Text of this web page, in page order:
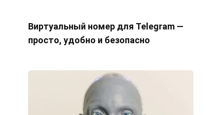
Виртуальный номер для Telegram —
просто, удобно и безопасно